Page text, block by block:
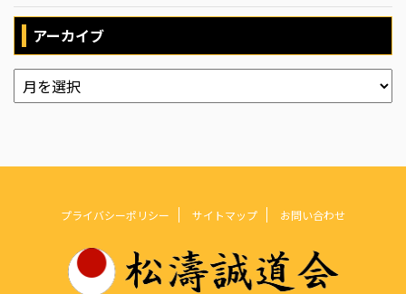
アーカイブ
プライバシーポリシー サイトマップ お問い合わせ